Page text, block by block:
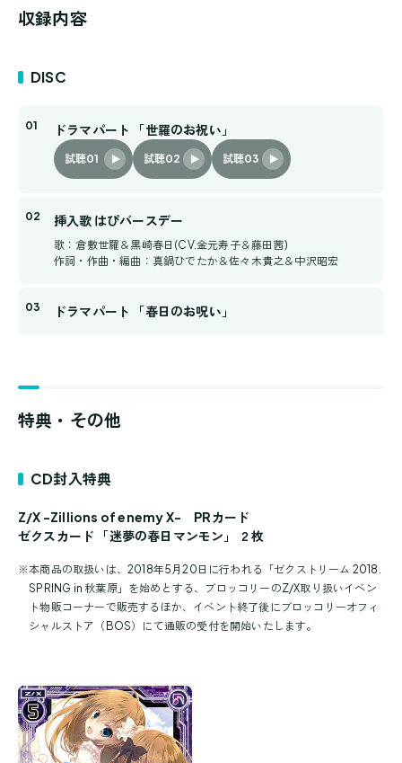
収録内容
DISC
ドラマパート 「世羅のお祝い」
試聴01 試聴02 試聴03
挿入歌 はぴバースデー
歌：倉敷世羅＆黒崎春日(CV.金元寿子＆藤田茜)
作詞・作曲・編曲：真鍋ひでたか＆佐々木貴之＆中沢昭宏
ドラマパート 「春日のお呪い」
特典・その他
CD封入特典
Z/X -Zillions of enemy X- PRカード
ゼクスカード 「迷夢の春日マンモン」 ２枚
※本商品の取扱いは、2018年5月20日に行われる「ゼクストリーム 2018.
SPRING in 秋葉原」を始めとする、ブロッコリーのZ/X取り扱いイベン
ト物販コーナーで販売するほか、イベント終了後にブロッコリーオフィ
シャルストア（BOS）にて通販の受付を開始いたします。